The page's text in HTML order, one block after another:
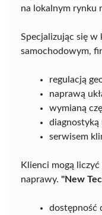
na lokalnym rynku
Specjalizując się
samochodowym,
regulacją
naprawą
wymianą
diagnostyką
serwisem
Klienci mogą
naprawy. "New
dostępność